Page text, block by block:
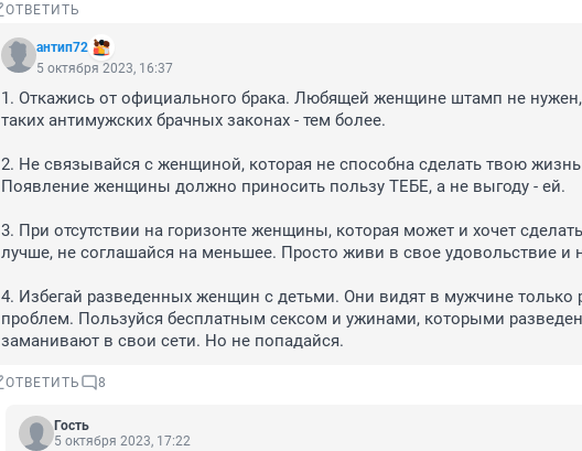
ОТВЕТИТЬ
антип72
5 октября 2023, 16:37
1. Откажись от официального брака. Любящей женщине штамп не нужен,
таких антимужских брачных законах - тем более.
2. Не связывайся с женщиной, которая не способна сделать твою
Появление женщины должно приносить пользу ТЕБЕ, а не выгоду - ей.
3. При отсутствии на горизонте женщины, которая может и хочет
лучше, не соглашайся на меньшее. Просто живи в свое удовольствие и
4. Избегай разведенных женщин с детьми. Они видят в мужчине только
проблем. Пользуйся бесплатным сексом и ужинами, которыми
заманивают в свои сети. Но не попадайся.
ОТВЕТИТЬ 8
Гость
5 октября 2023, 17:22